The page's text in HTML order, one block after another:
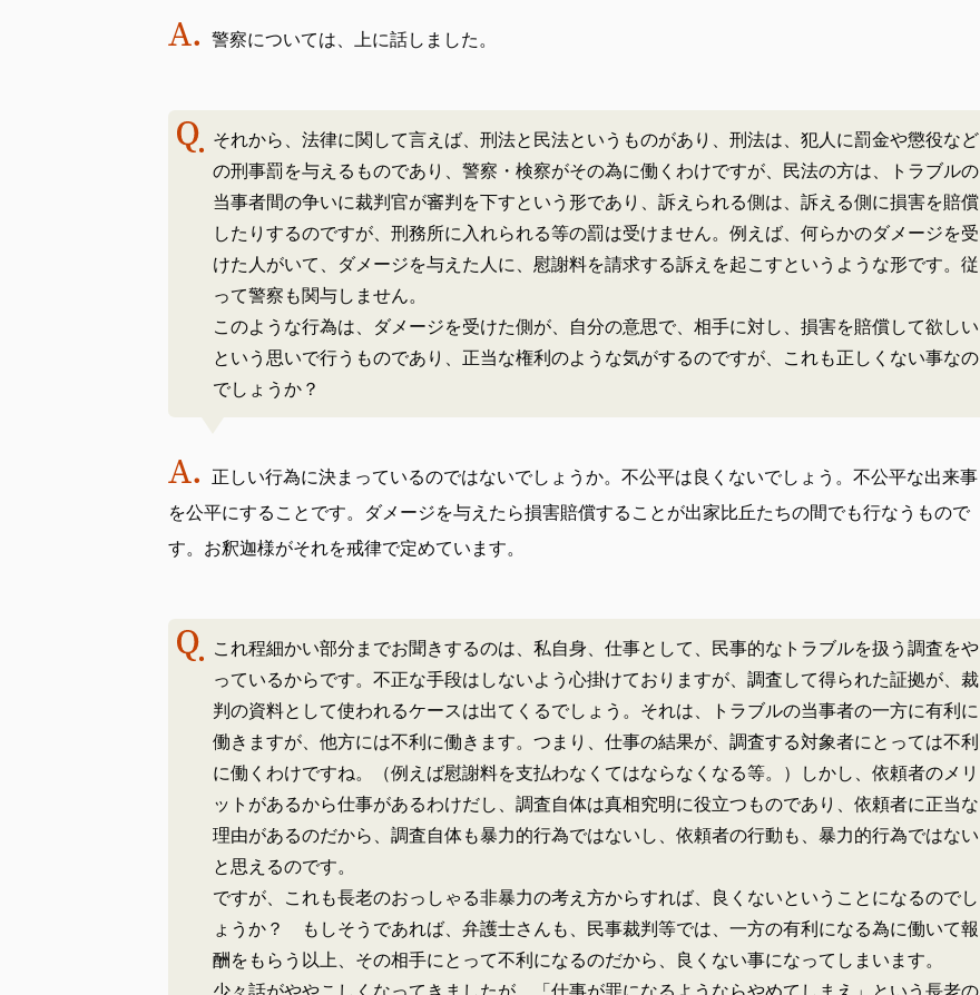
警察については、上に話しました。
それから、法律に関して言えば、刑法と民法というものがあり、刑法は、犯人に罰金や懲役など
の刑事罰を与えるものであり、警察・検察がその為に働くわけですが、民法の方は、トラブルの
当事者間の争いに裁判官が審判を下すという形であり、訴えられる側は、訴える側に損害を賠償
したりするのですが、刑務所に入れられる等の罰は受けません。例えば、何らかのダメージを受
けた人がいて、ダメージを与えた人に、慰謝料を請求する訴えを起こすというような形です。従
って警察も関与しません。
このような行為は、ダメージを受けた側が、自分の意思で、相手に対し、損害を賠償して欲しい
という思いで行うものであり、正当な権利のような気がするのですが、これも正しくない事なの
でしょうか？
正しい行為に決まっているのではないでしょうか。不公平は良くないでしょう。不公平な出来事
を公平にすることです。ダメージを与えたら損害賠償することが出家比丘たちの間でも行なうもので
す。お釈迦様がそれを戒律で定めています。
これ程細かい部分までお聞きするのは、私自身、仕事として、民事的なトラブルを扱う調査をや
っているからです。不正な手段はしないよう心掛けておりますが、調査して得られた証拠が、裁
判の資料として使われるケースは出てくるでしょう。それは、トラブルの当事者の一方に有利に
働きますが、他方には不利に働きます。つまり、仕事の結果が、調査する対象者にとっては不利
に働くわけですね。（例えば慰謝料を支払わなくてはならなくなる等。）しかし、依頼者のメリ
ットがあるから仕事があるわけだし、調査自体は真相究明に役立つものであり、依頼者に正当な
理由があるのだから、調査自体も暴力的行為ではないし、依頼者の行動も、暴力的行為ではない
と思えるのです。
ですが、これも長老のおっしゃる非暴力の考え方からすれば、良くないということになるのでし
ょうか？ もしそうであれば、弁護士さんも、民事裁判等では、一方の有利になる為に働いて報
酬をもらう以上、その相手にとって不利になるのだから、良くない事になってしまいます。
少々話がややこしくなってきましたが、「仕事が罪になるようならやめてしまえ」という長老の